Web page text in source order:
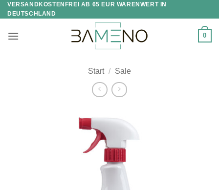
Skip
to
VERSANDKOSTENFREI AB 65 EUR WARENWERT IN
DEUTSCHLAND
0
Start / Sale